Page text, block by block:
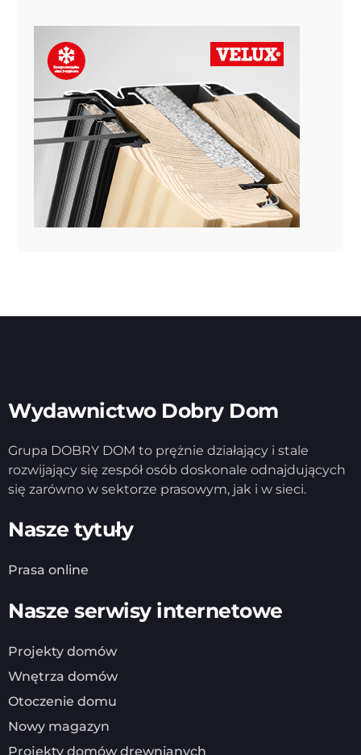
Wydawnictwo Dobry Dom
Grupa DOBRY DOM to prężnie działający i stale
rozwijający się zespół osób doskonale odnajdujących
się zarówno w sektorze prasowym, jak i w sieci.
Nasze tytuły
Prasa online
Nasze serwisy internetowe
Projekty domów
Wnętrza domów
Otoczenie domu
Nowy magazyn
Projekty domów drewnianych